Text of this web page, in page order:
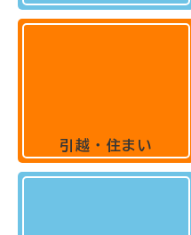
引越・住まい